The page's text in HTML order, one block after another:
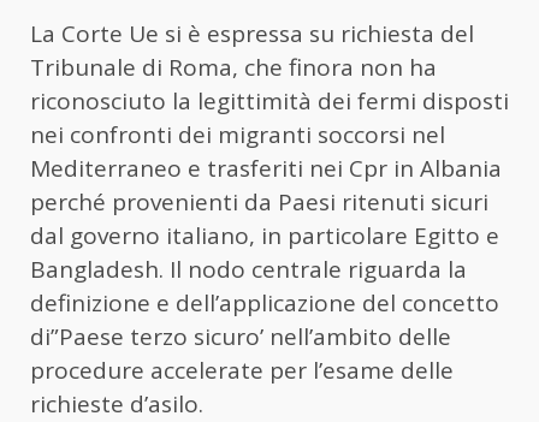
La Corte Ue si è espressa su richiesta del
Tribunale di Roma, che finora non ha
riconosciuto la legittimità dei fermi disposti
nei confronti dei migranti soccorsi nel
Mediterraneo e trasferiti nei Cpr in Albania
perché provenienti da Paesi ritenuti sicuri
dal governo italiano, in particolare Egitto e
Bangladesh. Il nodo centrale riguarda la
definizione e dell’applicazione del concetto
di”Paese terzo sicuro’ nell’ambito delle
procedure accelerate per l’esame delle
richieste d’asilo.